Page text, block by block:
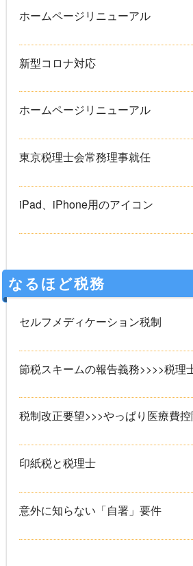
ホームページリニューアル
新型コロナ対応
ホームページリニューアル
東京税理士会常務理事就任
iPad、iPhone用のアイコン
なるほど税務
セルフメディケーション税制
節税スキームの報告義務>>>>税理
税制改正要望>>>やっぱり医療費
印紙税と税理士
意外に知らない「自署」要件